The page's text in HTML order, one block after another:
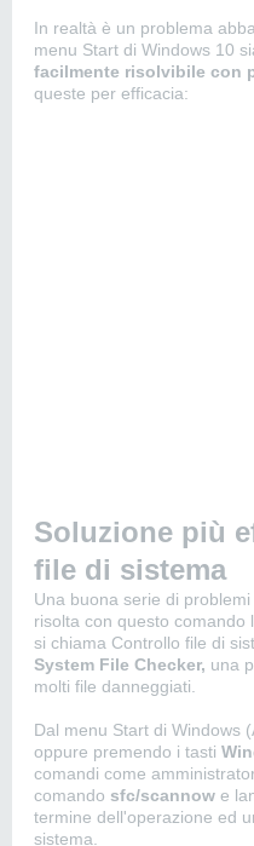
In realtà è un problema
menu Start di Windows 10
facilmente risolvibile con
queste per efficacia:
Soluzione più
file di sistema
Una buona serie di
risolta con questo comando
si chiama Controllo file di
System File Checker, una
molti file danneggiati.
Dal menu Start di Windows
oppure premendo i tasti
comandi come
comando sfc/scannow e
termine dell'operazione ed
sistema.